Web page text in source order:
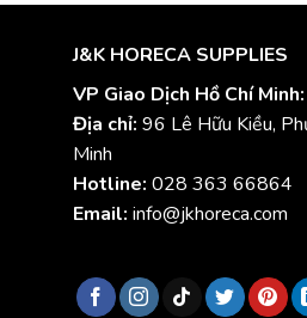
J&K HORECA SUPPLIES
VP Giao Dịch Hồ Chí Minh:
Địa chỉ: 96 Lê Hữu Kiều,
Minh
Hotline: 028 363 66864
Email: info@jkhoreca.com